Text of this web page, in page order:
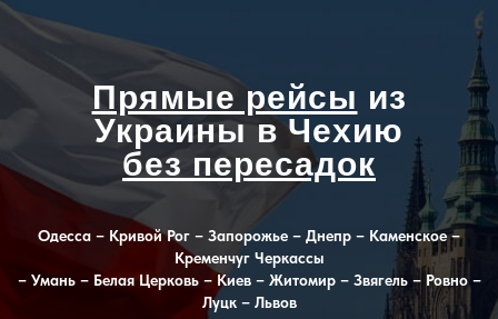
Прямые рейсы из
Украины в Чехию
без пересадок
Одесса – Кривой Рог – Запорожье – Днепр – Каменское –
Кременчуг Черкассы
– Умань – Белая Церковь – Киев – Житомир – Звягель – Ровно –
Луцк – Львов